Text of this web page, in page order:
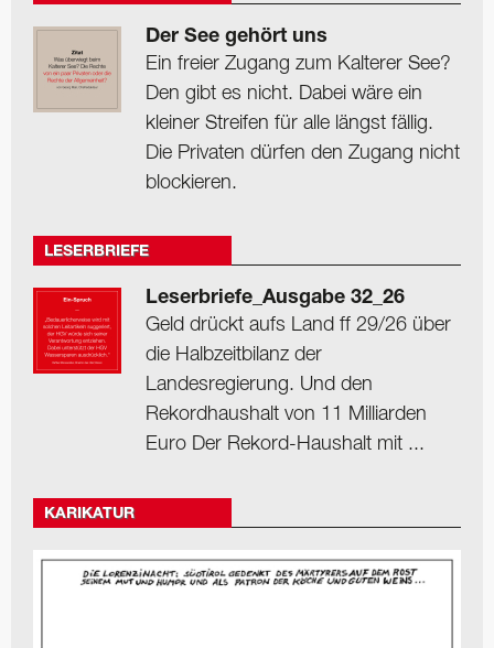
Der See gehört uns
Ein freier Zugang zum Kalterer See?
Den gibt es nicht. Dabei wäre ein
kleiner Streifen für alle längst fällig.
Die Privaten dürfen den Zugang nicht
blockieren.
LESERBRIEFE
Leserbriefe_Ausgabe 32_26
Geld drückt aufs Land ff 29/26 über
die Halbzeitbilanz der
Landesregierung. Und den
Rekordhaushalt von 11 Milliarden
Euro Der Rekord-Haushalt mit ...
KARIKATUR